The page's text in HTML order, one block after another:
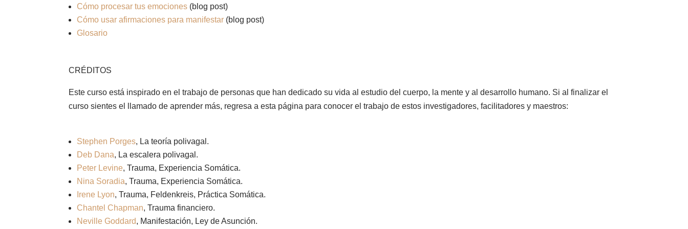
Cómo procesar tus emociones (blog post)
Cómo usar afirmaciones para manifestar (blog post)
Glosario
CRÉDITOS
Este curso está inspirado en el trabajo de personas que han dedicado su vida al estudio del cuerpo, la mente y al desarrollo humano. Si al finalizar el
curso sientes el llamado de aprender más, regresa a esta página para conocer el trabajo de estos investigadores, facilitadores y maestros:
Stephen Porges, La teoría polivagal.
Deb Dana, La escalera polivagal.
Peter Levine, Trauma, Experiencia Somática.
Nina Soradia, Trauma, Experiencia Somática.
Irene Lyon, Trauma, Feldenkreis, Práctica Somática.
Chantel Chapman, Trauma financiero.
Neville Goddard, Manifestación, Ley de Asunción.